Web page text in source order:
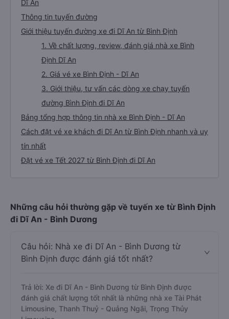
Dĩ An
Thông tin tuyến đường
Giới thiệu tuyến đường xe đi Dĩ An từ Bình Định
1. Về chất lượng, review, đánh giá nhà xe Bình
Định Dĩ An
2. Giá vé xe Bình Định - Dĩ An
3. Giới thiệu, tư vấn các dòng xe chạy tuyến
đường Bình Định đi Dĩ An
Bảng tổng hợp thông tin nhà xe Bình Định - Dĩ An
Cách đặt vé xe khách đi Dĩ An từ Bình Định nhanh và uy
tín nhất
Đặt vé xe Tết 2027 từ Bình Định đi Dĩ An
Những câu hỏi thường gặp về tuyến xe từ Bình Định
đi Dĩ An - Bình Dương
Câu hỏi: Nhà xe đi Dĩ An - Bình Dương từ
Bình Định được đánh giá tốt nhất?
Trả lời: Xe đi Dĩ An - Bình Dương từ Bình Định được
đánh giá chất lượng tốt nhất là những nhà xe Tài Phát
Limousine, Thanh Thuỷ - Quảng Ngãi, Trọng Thủy